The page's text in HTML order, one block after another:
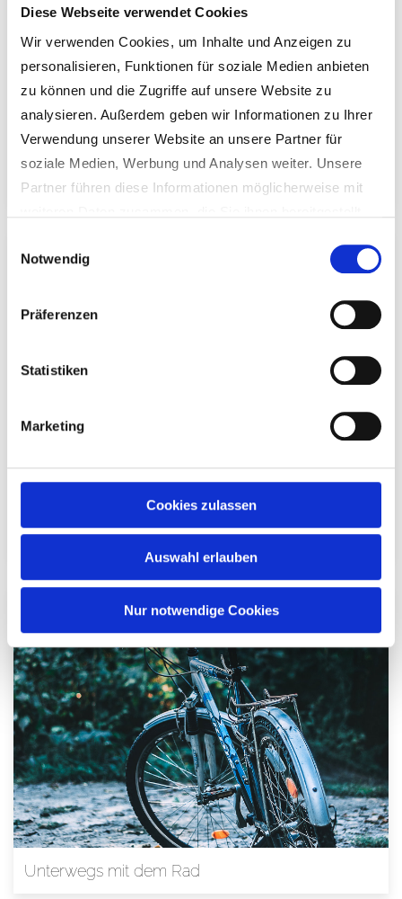
Diese Webseite verwendet Cookies
Wir verwenden Cookies, um Inhalte und Anzeigen zu
personalisieren, Funktionen für soziale Medien anbieten
zu können und die Zugriffe auf unsere Website zu
analysieren. Außerdem geben wir Informationen zu Ihrer
Verwendung unserer Website an unsere Partner für
soziale Medien, Werbung und Analysen weiter. Unsere
Partner führen diese Informationen möglicherweise mit
gesammelt haben.
Datenschutzhinweisen
Notwendig
Präferenzen
Statistiken
Marketing
Cookies zulassen
Auswahl erlauben
Nur notwendige Cookies
Magdalenentalwanderung
gemeindeübergreifend Wandern
Unterwegs mit dem Rad